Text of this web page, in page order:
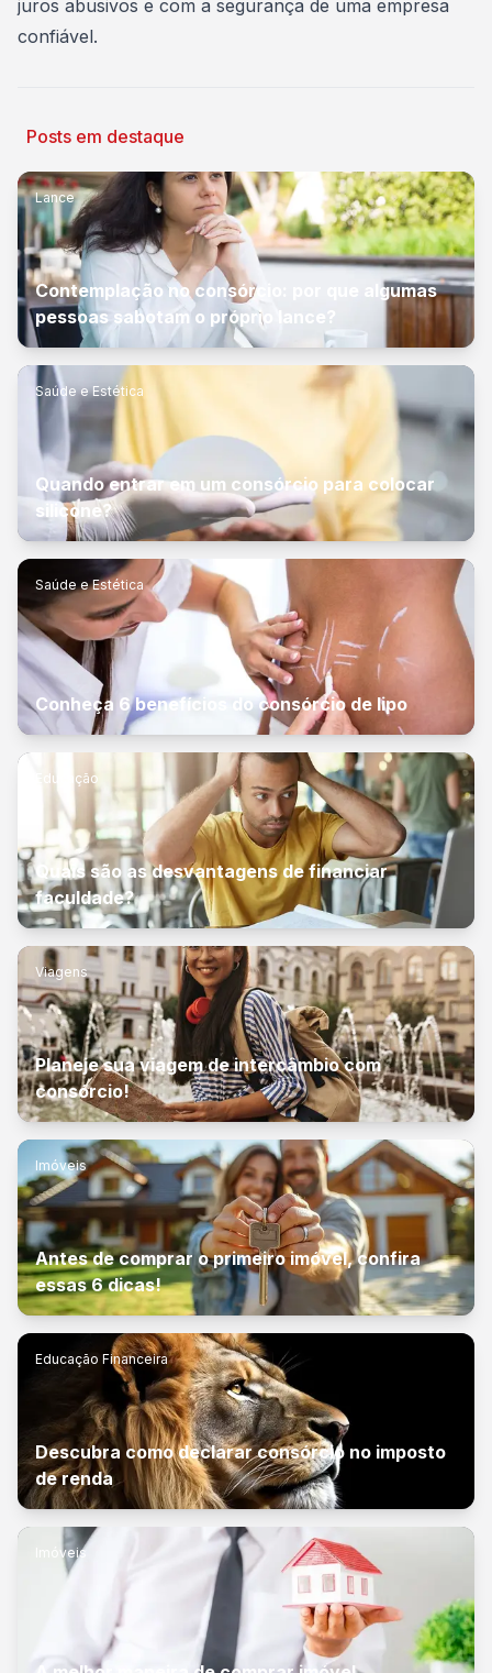
juros abusivos e com a segurança de uma empresa
confiável.
Posts em destaque
Lance
Contemplação no consórcio: por que algumas
pessoas sabotam o próprio lance?
Saúde e Estética
Quando entrar em um consórcio para colocar
silicone?
Saúde e Estética
Conheça 6 benefícios do consórcio de lipo
Educação
Quais são as desvantagens de financiar
faculdade?
Viagens
Planeje sua viagem de intercâmbio com
consórcio!
Imóveis
Antes de comprar o primeiro imóvel, confira
essas 6 dicas!
Educação Financeira
Descubra como declarar consórcio no imposto
de renda
Imóveis